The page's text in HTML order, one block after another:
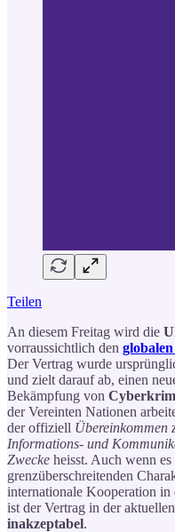
Teilen
An diesem Freitag wird die
vorraussichtlich den
Der Vertrag wurde
und zielt darauf ab, einen
Bekämpfung von
der Vereinten Nationen
der offiziell Übereinkommen
Informations- und
Zwecke heisst. Auch wenn
grenzüberschreitenden
internationale Kooperation in
ist der Vertrag in der
inakzeptabel.